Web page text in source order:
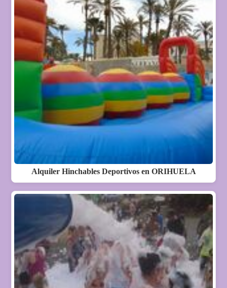
Alquiler Hinchables Deportivos en ORIHUELA